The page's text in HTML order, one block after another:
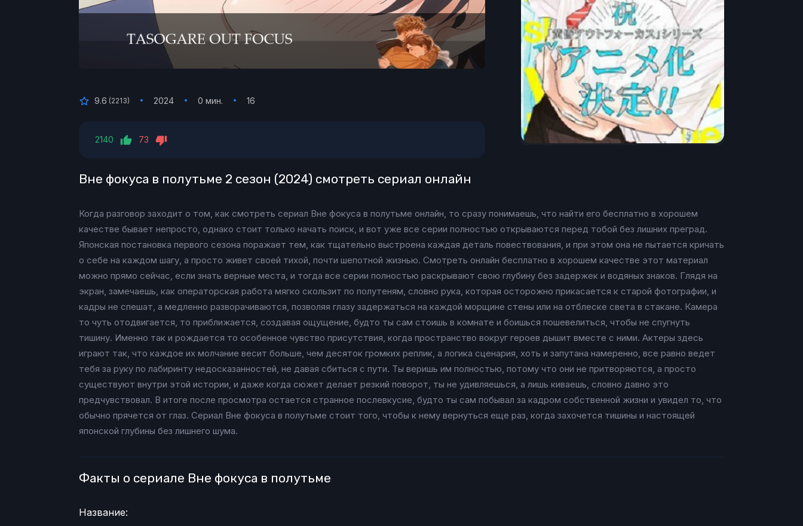
9.6 (2213) 2024 0 мин. 16
2140 73
Вне фокуса в полутьме 2 сезон (2024) смотреть сериал онлайн
Когда разговор заходит о том, как смотреть сериал Вне фокуса в полутьме онлайн, то сразу понимаешь, что найти его бесплатно в хорошем
качестве бывает непросто, однако стоит только начать поиск, и вот уже все серии полностью открываются перед тобой без лишних преград.
Японская постановка первого сезона поражает тем, как тщательно выстроена каждая деталь повествования, и при этом она не пытается кричать
о себе на каждом шагу, а просто живет своей тихой, почти шепотной жизнью. Смотреть онлайн бесплатно в хорошем качестве этот материал
можно прямо сейчас, если знать верные места, и тогда все серии полностью раскрывают свою глубину без задержек и водяных знаков. Глядя на
экран, замечаешь, как операторская работа мягко скользит по полутеням, словно рука, которая осторожно прикасается к старой фотографии, и
кадры не спешат, а медленно разворачиваются, позволяя глазу задержаться на каждой морщине стены или на отблеске света в стакане. Камера
то чуть отодвигается, то приближается, создавая ощущение, будто ты сам стоишь в комнате и боишься пошевелиться, чтобы не спугнуть
тишину. Именно так и рождается то особенное чувство присутствия, когда пространство вокруг героев дышит вместе с ними. Актеры здесь
играют так, что каждое их молчание весит больше, чем десяток громких реплик, а логика сценария, хоть и запутана намеренно, все равно ведет
тебя за руку по лабиринту недосказанностей, не давая сбиться с пути. Ты веришь им полностью, потому что они не притворяются, а просто
существуют внутри этой истории, и даже когда сюжет делает резкий поворот, ты не удивляешься, а лишь киваешь, словно давно это
предчувствовал. В итоге после просмотра остается странное послевкусие, будто ты сам побывал за кадром собственной жизни и увидел то, что
обычно прячется от глаз. Сериал Вне фокуса в полутьме стоит того, чтобы к нему вернуться еще раз, когда захочется тишины и настоящей
японской глубины без лишнего шума.
Факты о сериале Вне фокуса в полутьме
Название: